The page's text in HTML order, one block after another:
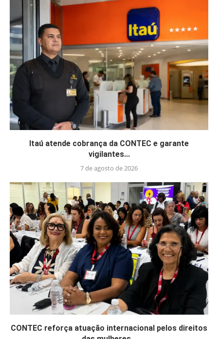
Itaú atende cobrança da CONTEC e garante
vigilantes...
7 de agosto de 2026
CONTEC reforça atuação internacional pelos direitos